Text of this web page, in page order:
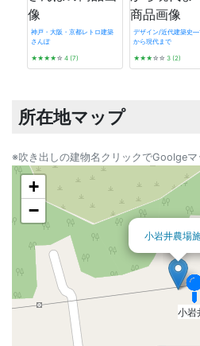
神戸・大阪・京都レトロ建築
さんぽ
★★★★☆ 4 (7)
デザイン/近代建築史
から現代まで
★★★☆☆ 3 (2)
所在地マップ
※吹き出しの建物名クリックでGoolge
小岩
小岩
小岩
小岩
小岩
小岩
小岩
小岩
小岩
小岩
小岩井農場
+
−